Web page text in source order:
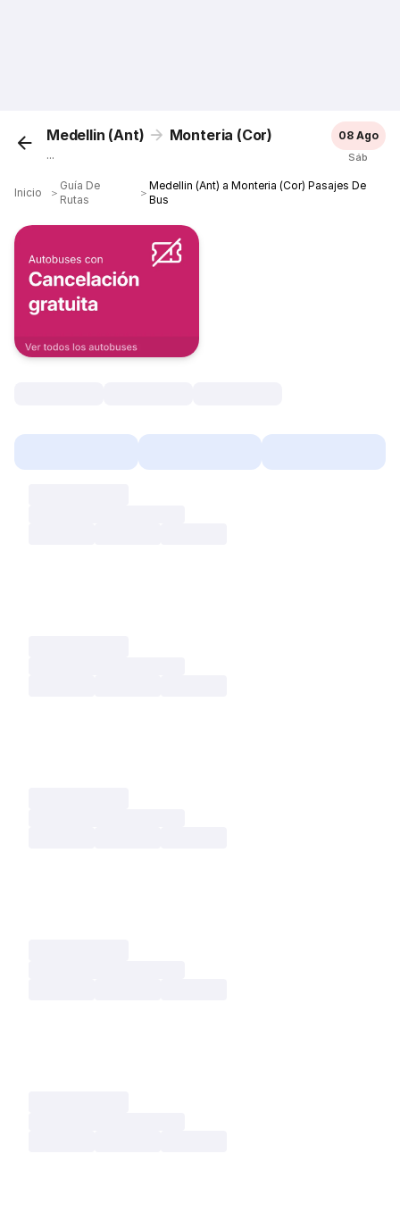
Medellin (Ant) Monteria (Cor)
...
08 Ago
Sáb
Inicio ＞
Guía De
Rutas
＞
Medellin (Ant) a Monteria (Cor) Pasajes De
Bus